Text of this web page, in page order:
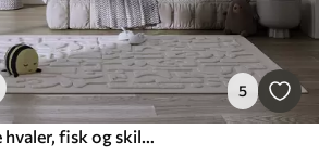
5
Havets univers, store hvaler, fisk og skildpadder